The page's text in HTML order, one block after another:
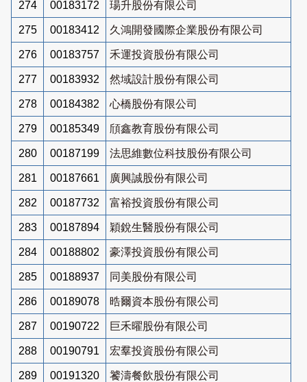
274 00183172 瑒升股份有限公司
275 00183412 久鴻開發國際企業股份有限公司
276 00183757 禾運投資股份有限公司
277 00183932 然域設計股份有限公司
278 00184382 心橋股份有限公司
279 00185349 頎鑫教育股份有限公司
280 00187199 法思維數位科技股份有限公司
281 00187661 廣興誠股份有限公司
282 00187732 富裕投資股份有限公司
283 00187894 穎銳生醫股份有限公司
284 00188802 豪澤投資股份有限公司
285 00188937 同美股份有限公司
286 00189078 晧爾資本股份有限公司
287 00190722 巨禾曜股份有限公司
288 00190791 宏羣投資股份有限公司
289 00191320 饕濤餐飲股份有限公司